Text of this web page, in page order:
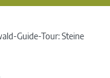
Guide-Tour: Steine